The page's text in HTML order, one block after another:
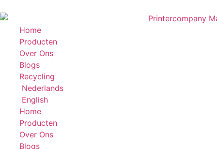
Home
Producten
Over Ons
Blogs
Recycling
Nederlands
English
Home
Producten
Over Ons
Blogs